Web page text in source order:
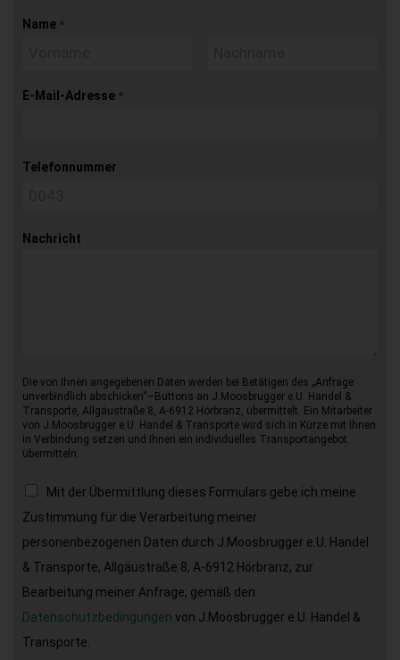
Name *
E-Mail-Adresse *
Telefonnummer
Nachricht
Die von Ihnen angegebenen Daten werden bei Betätigen des „Anfrage
unverbindlich abschicken“–Buttons an J.Moosbrugger e.U. Handel &
Transporte, Allgäustraße 8, A-6912 Hörbranz, übermittelt. Ein Mitarbeiter
von J.Moosbrugger e.U. Handel & Transporte wird sich in Kürze mit Ihnen
in Verbindung setzen und Ihnen ein individuelles Transportangebot
übermitteln.
Mit der Übermittlung dieses Formulars gebe ich meine
Zustimmung für die Verarbeitung meiner
personenbezogenen Daten durch J.Moosbrugger e.U. Handel
& Transporte, Allgäustraße 8, A-6912 Hörbranz, zur
Bearbeitung meiner Anfrage, gemäß den
Datenschutzbedingungen von J.Moosbrugger e.U. Handel &
Transporte.